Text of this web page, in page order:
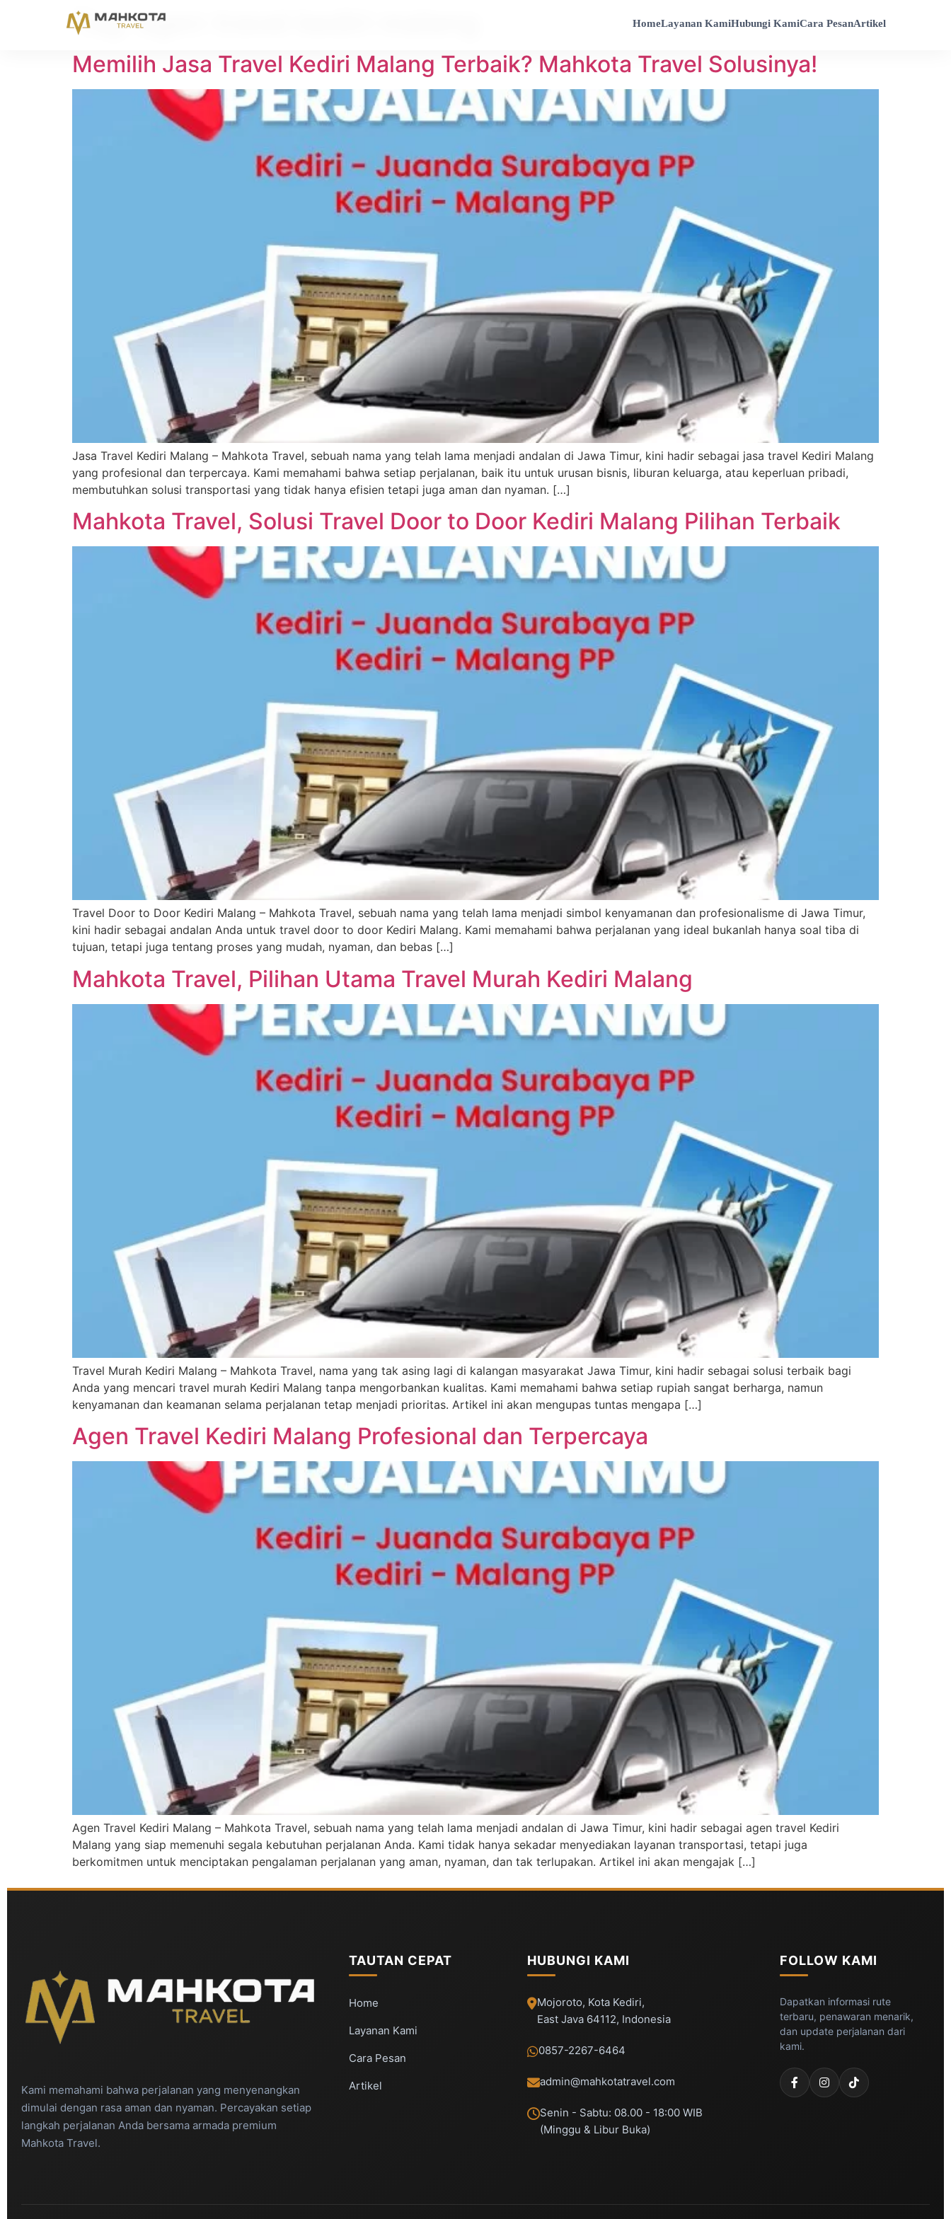
HomeLayanan KamiHubungi KamiCara PesanArtikel
Tag:agen travel kediri malang
Memilih Jasa Travel Kediri Malang Terbaik? Mahkota Travel Solusinya!
Jasa Travel Kediri Malang – Mahkota Travel, sebuah nama yang telah lama menjadi andalan di Jawa Timur, kini hadir sebagai jasa travel Kediri Malang
yang profesional dan terpercaya. Kami memahami bahwa setiap perjalanan, baik itu untuk urusan bisnis, liburan keluarga, atau keperluan pribadi,
membutuhkan solusi transportasi yang tidak hanya efisien tetapi juga aman dan nyaman. […]
Mahkota Travel, Solusi Travel Door to Door Kediri Malang Pilihan Terbaik
Travel Door to Door Kediri Malang – Mahkota Travel, sebuah nama yang telah lama menjadi simbol kenyamanan dan profesionalisme di Jawa Timur,
kini hadir sebagai andalan Anda untuk travel door to door Kediri Malang. Kami memahami bahwa perjalanan yang ideal bukanlah hanya soal tiba di
tujuan, tetapi juga tentang proses yang mudah, nyaman, dan bebas […]
Mahkota Travel, Pilihan Utama Travel Murah Kediri Malang
Travel Murah Kediri Malang – Mahkota Travel, nama yang tak asing lagi di kalangan masyarakat Jawa Timur, kini hadir sebagai solusi terbaik bagi
Anda yang mencari travel murah Kediri Malang tanpa mengorbankan kualitas. Kami memahami bahwa setiap rupiah sangat berharga, namun
kenyamanan dan keamanan selama perjalanan tetap menjadi prioritas. Artikel ini akan mengupas tuntas mengapa […]
Agen Travel Kediri Malang Profesional dan Terpercaya
Agen Travel Kediri Malang – Mahkota Travel, sebuah nama yang telah lama menjadi andalan di Jawa Timur, kini hadir sebagai agen travel Kediri
Malang yang siap memenuhi segala kebutuhan perjalanan Anda. Kami tidak hanya sekadar menyediakan layanan transportasi, tetapi juga
berkomitmen untuk menciptakan pengalaman perjalanan yang aman, nyaman, dan tak terlupakan. Artikel ini akan mengajak […]
Kami memahami bahwa perjalanan yang menyenangkan
dimulai dengan rasa aman dan nyaman. Percayakan setiap
langkah perjalanan Anda bersama armada premium
Mahkota Travel.
TAUTAN CEPAT
Home
Layanan Kami
Cara Pesan
Artikel
HUBUNGI KAMI
Mojoroto, Kota Kediri,
East Java 64112, Indonesia
0857-2267-6464
admin@mahkotatravel.com
Senin - Sabtu: 08.00 - 18:00 WIB
(Minggu & Libur Buka)
FOLLOW KAMI
Dapatkan informasi rute
terbaru, penawaran menarik,
dan update perjalanan dari
kami.